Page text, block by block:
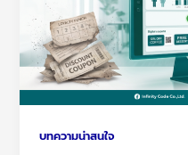
บทความน่าสนใจ